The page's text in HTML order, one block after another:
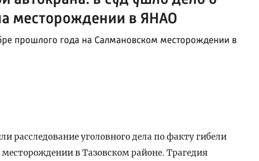
месторождении в ЯНАО
прошлого года на Салмановском месторождении в
расследование уголовного дела по факту гибели
в Тазовском районе. Трагедия